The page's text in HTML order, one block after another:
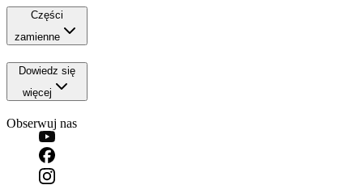
Części
zamienne
Dowiedz się
więcej
Obserwuj nas